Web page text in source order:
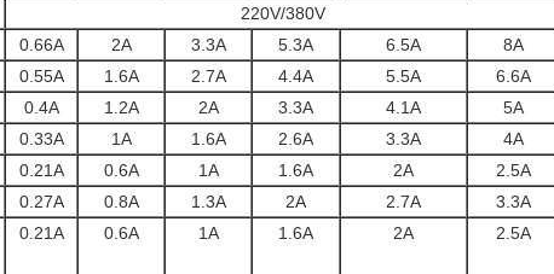
220V/380V
0.66A 2A 3.3A 5.3A 6.5A
8A
0.55A 1.6A 2.7A 4.4A 5.5A
6.6A
0.4A 1.2A 2A 3.3A 4.1A
5A
0.33A 1A 1.6A 2.6A 3.3A
4A
0.21A 0.6A 1A 1.6A 2A
2.5A
0.27A 0.8A 1.3A 2A 2.7A
3.3A
0.21A 0.6A 1A 1.6A 2A 2.5A